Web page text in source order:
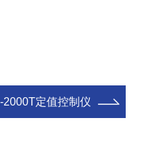
2000T定值控制仪